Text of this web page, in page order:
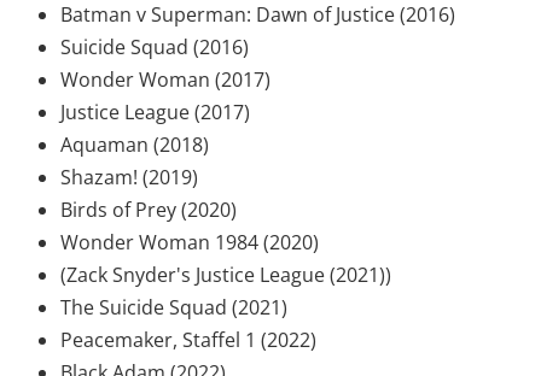
Batman v Superman: Dawn of Justice (2016)
Suicide Squad (2016)
Wonder Woman (2017)
Justice League (2017)
Aquaman (2018)
Shazam! (2019)
Birds of Prey (2020)
Wonder Woman 1984 (2020)
(Zack Snyder's Justice League (2021))
The Suicide Squad (2021)
Peacemaker, Staffel 1 (2022)